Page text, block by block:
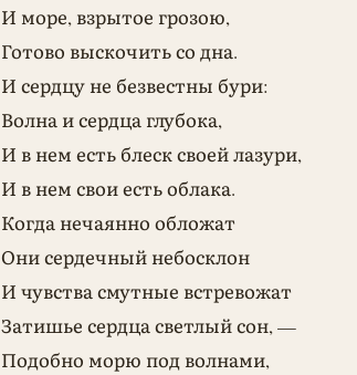
И море, взрытое грозою,
Готово выскочить со дна.
И сердцу не безвестны бури:
Волна и сердца глубока,
И в нем есть блеск своей лазури,
И в нем свои есть облака.
Когда нечаянно обложат
Они сердечный небосклон
И чувства смутные встревожат
Затишье сердца светлый сон, —
Подобно морю под волнами,